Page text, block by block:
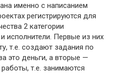
именно с написанием
регистрируются для
2 категории
исполнители. Первые из них
т.е. создают задания по
это деньги, а вторые —
т.е. занимаются